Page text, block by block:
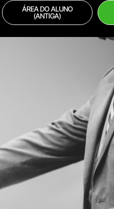
ÁREA DO ALUNO
(ANTIGA)